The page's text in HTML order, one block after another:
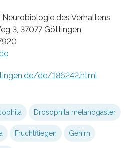
des Verhaltens
3, 37077 Göttingen
de/186242.html
Drosophila melanogaster
Fruchtfliegen Gehirn